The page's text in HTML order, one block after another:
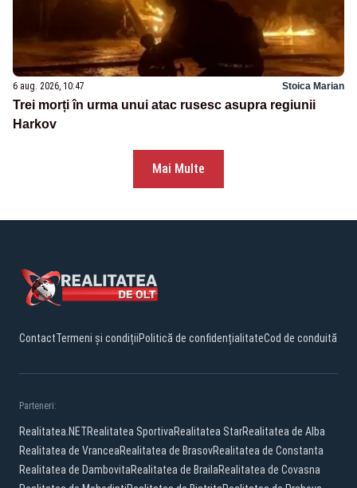
6 aug. 2026, 10:47 Stoica Marian
Trei morți în urma unui atac rusesc asupra regiunii
Harkov
Mai Multe
ContactTermeni și condițiiPolitică de confidențialitateCod de conduită
Parteneri:
Realitatea.NETRealitatea SportivaRealitatea StarRealitatea de Alba
Realitatea de VranceaRealitatea de BrasovRealitatea de Constanta
Realitatea de DambovitaRealitatea de BrailaRealitatea de Covasna